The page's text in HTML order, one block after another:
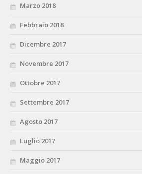
Marzo 2018
Febbraio 2018
Dicembre 2017
Novembre 2017
Ottobre 2017
Settembre 2017
Agosto 2017
Luglio 2017
Maggio 2017